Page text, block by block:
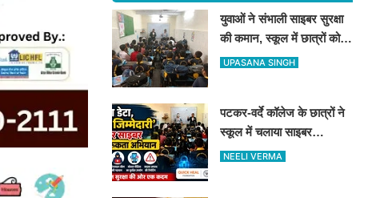
युवाओं ने संभाली साइबर सुरक्षा
की कमान, स्कूल में छात्रों को
सिखाए ऑनलाइन फ्रॉड से
UPASANA SINGH
पटकर-वर्दे कॉलेज के छात्रों ने
स्कूल में चलाया साइबर
जागरूकता अभियान, डिजिटल
NEELI VERMA